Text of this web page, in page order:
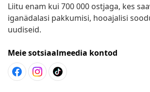
Liitu enam kui 700 000 ostjaga, kes
iganädalasi pakkumisi, hooajalisi
uudiseid.
Meie sotsiaalmeedia kontod